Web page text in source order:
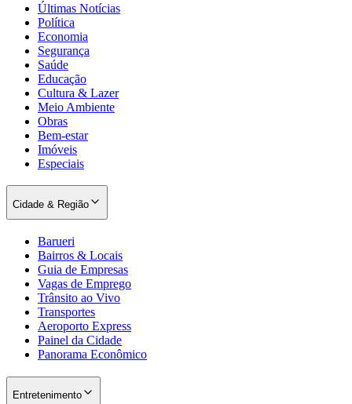
Últimas Notícias
Política
Economia
Segurança
Saúde
Educação
Cultura & Lazer
Meio Ambiente
Obras
Bem-estar
Imóveis
Especiais
Cidade & Região
Barueri
Bairros & Locais
Guia de Empresas
Vagas de Emprego
Trânsito ao Vivo
Transportes
Aeroporto Express
Painel da Cidade
Panorama Econômico
Entretenimento